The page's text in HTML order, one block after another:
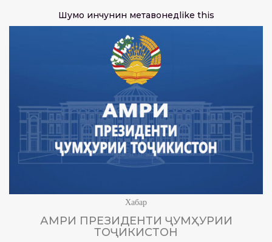
Шумо инчунин метавонедlike this
Хабар
АМРИ ПРЕЗИДЕНТИ ҶУМҲУРИИ
ТОҶИКИСТОН